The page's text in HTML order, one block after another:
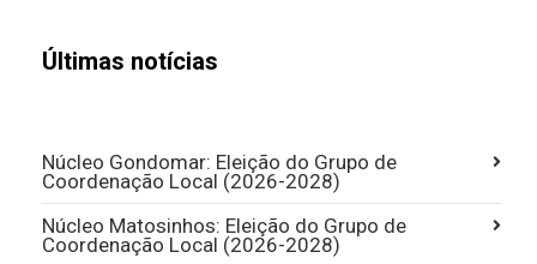
Últimas notícias
Núcleo Gondomar: Eleição do Grupo de
Coordenação Local (2026-2028)
Núcleo Matosinhos: Eleição do Grupo de
Coordenação Local (2026-2028)